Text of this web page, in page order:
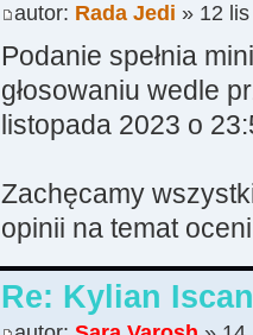
autor: Rada Jedi » 12
Podanie spełnia
głosowaniu wedle
listopada 2023 o
Zachęcamy
opinii na temat
Re: Kylian